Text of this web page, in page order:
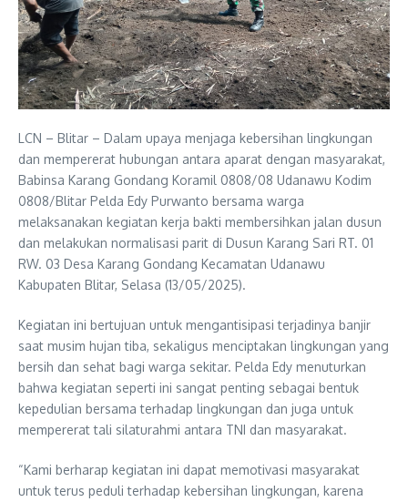
LCN – Blitar – Dalam upaya menjaga kebersihan lingkungan
dan mempererat hubungan antara aparat dengan masyarakat,
Babinsa Karang Gondang Koramil 0808/08 Udanawu Kodim
0808/Blitar Pelda Edy Purwanto bersama warga
melaksanakan kegiatan kerja bakti membersihkan jalan dusun
dan melakukan normalisasi parit di Dusun Karang Sari RT. 01
RW. 03 Desa Karang Gondang Kecamatan Udanawu
Kabupaten Blitar, Selasa (13/05/2025).
Kegiatan ini bertujuan untuk mengantisipasi terjadinya banjir
saat musim hujan tiba, sekaligus menciptakan lingkungan yang
bersih dan sehat bagi warga sekitar. Pelda Edy menuturkan
bahwa kegiatan seperti ini sangat penting sebagai bentuk
kepedulian bersama terhadap lingkungan dan juga untuk
mempererat tali silaturahmi antara TNI dan masyarakat.
“Kami berharap kegiatan ini dapat memotivasi masyarakat
untuk terus peduli terhadap kebersihan lingkungan, karena